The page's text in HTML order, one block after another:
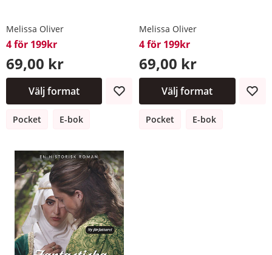
Melissa Oliver
4 för 199kr
69,00 kr
Välj format
Pocket E-bok
Melissa Oliver
4 för 199kr
69,00 kr
Välj format
Pocket E-bok